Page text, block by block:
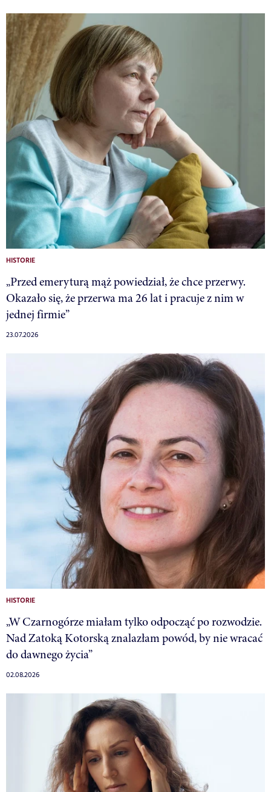
HISTORIE
„Przed emeryturą mąż powiedział, że chce przerwy.
Okazało się, że przerwa ma 26 lat i pracuje z nim w
jednej firmie”
23.07.2026
HISTORIE
„W Czarnogórze miałam tylko odpocząć po rozwodzie.
Nad Zatoką Kotorską znalazłam powód, by nie wracać
do dawnego życia”
02.08.2026